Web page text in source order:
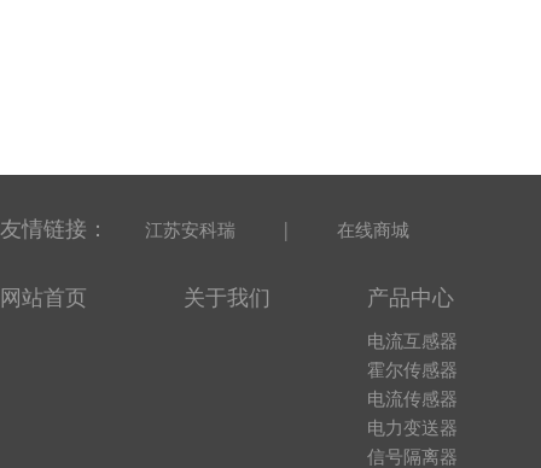
友情链接： 江苏安科瑞 | 在线商城
网站首页 关于我们 产品中心
电流互感器
霍尔传感器
电流传感器
电力变送器
信号隔离器